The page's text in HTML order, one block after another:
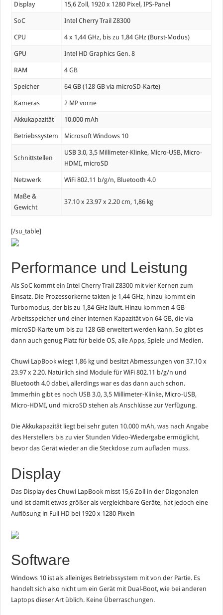
Display
15,6 Zoll, 1920 x 1280 Pixel, IPS-Panel
SoC Intel Cherry Trail Z8300
CPU 4 x 1,44 GHz, bis zu 1,84 GHz (Burst-Modus)
GPU Intel HD Graphics Gen. 8
RAM 4 GB
Speicher 64 GB (128 GB via microSD-Karte)
Kameras 2 MP vorne
Akkukapazität 10.000 mAh
Betriebssystem Microsoft Windows 10
Schnittstellen
USB 3.0, 3,5 Millimeter-Klinke, Micro-USB, Micro-
HDMI, microSD
Netzwerk WiFi 802.11 b/g/n, Bluetooth 4.0
Maße &
Gewicht
37.10 x 23.97 x 2.20 cm, 1,86 kg
[/su_table]
Performance und Leistung
Als SoC kommt ein Intel Cherry Trail Z8300 mit vier Kernen zum
Einsatz. Die Prozessorkerne takten je 1,44 GHz, hinzu kommt ein
Turbomodus, der bis zu 1,84 GHz läuft. Hinzu kommen 4 GB
Arbeitsspeicher und einer internen Kapazität von 64 GB, die via
microSD-Karte um bis zu 128 GB erweitert werden kann. So gibt es
dann auch genug Platz für beide OS, alle Apps, Spiele und Medien.
Chuwi LapBook wiegt 1,86 kg und besitzt Abmessungen von 37.10 x
23.97 x 2.20. Natürlich sind Module für WiFi 802.11 b/g/n und
Bluetooth 4.0 dabei, allerdings war es das dann auch schon.
Immerhin gibt es noch USB 3.0, 3,5 Millimeter-Klinke, Micro-USB,
Micro-HDMI, und microSD stehen als Anschlüsse zur Verfügung.
Die Akkukapazität liegt bei sehr guten 10.000 mAh, was nach Angabe
des Herstellers bis zu vier Stunden Video-Wiedergabe ermöglicht,
bevor das Gerät wieder an die Steckdose zum aufladen muss.
Display
Das Display des Chuwi LapBook misst 15,6 Zoll in der Diagonalen
und ist damit etwas größer als vergleichbare Geräte, hat jedoch eine
Auflösung in Full HD bei 1920 x 1280 Pixeln
Software
Windows 10 ist als alleiniges Betriebssystem mit von der Partie. Es
handelt sich also nicht um ein Gerät mit Dual-Boot, wie bei anderen
Laptops dieser Art üblich. Keine Überraschungen.